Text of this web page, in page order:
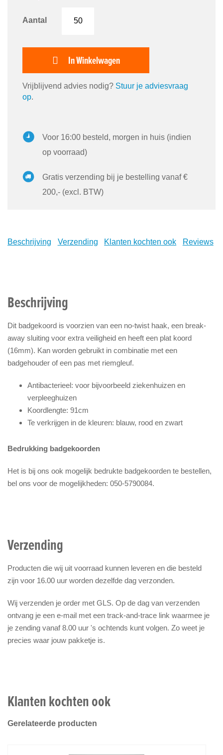
Aantal
In Winkelwagen
Vrijblijvend advies nodig? Stuur je adviesvraag
op.
Voor 16:00 besteld, morgen in huis (indien
op voorraad)
Gratis verzending bij je bestelling vanaf €
200,- (excl. BTW)
Beschrijving Verzending Klanten kochten ook Reviews
Beschrijving
Dit badgekoord is voorzien van een no-twist haak, een break-
away sluiting voor extra veiligheid en heeft een plat koord
(16mm). Kan worden gebruikt in combinatie met een
badgehouder of een pas met riemgleuf.
Antibacterieel: voor bijvoorbeeld ziekenhuizen en
verpleeghuizen
Koordlengte: 91cm
Te verkrijgen in de kleuren: blauw, rood en zwart
Bedrukking badgekoorden
Het is bij ons ook mogelijk bedrukte badgekoorden te bestellen,
bel ons voor de mogelijkheden: 050-5790084.
Verzending
Producten die wij uit voorraad kunnen leveren en die besteld
zijn voor 16.00 uur worden dezelfde dag verzonden.
Wij verzenden je order met GLS. Op de dag van verzenden
ontvang je een e-mail met een track-and-trace link waarmee je
je zending vanaf 8.00 uur 's ochtends kunt volgen. Zo weet je
precies waar jouw pakketje is.
Klanten kochten ook
Gerelateerde producten